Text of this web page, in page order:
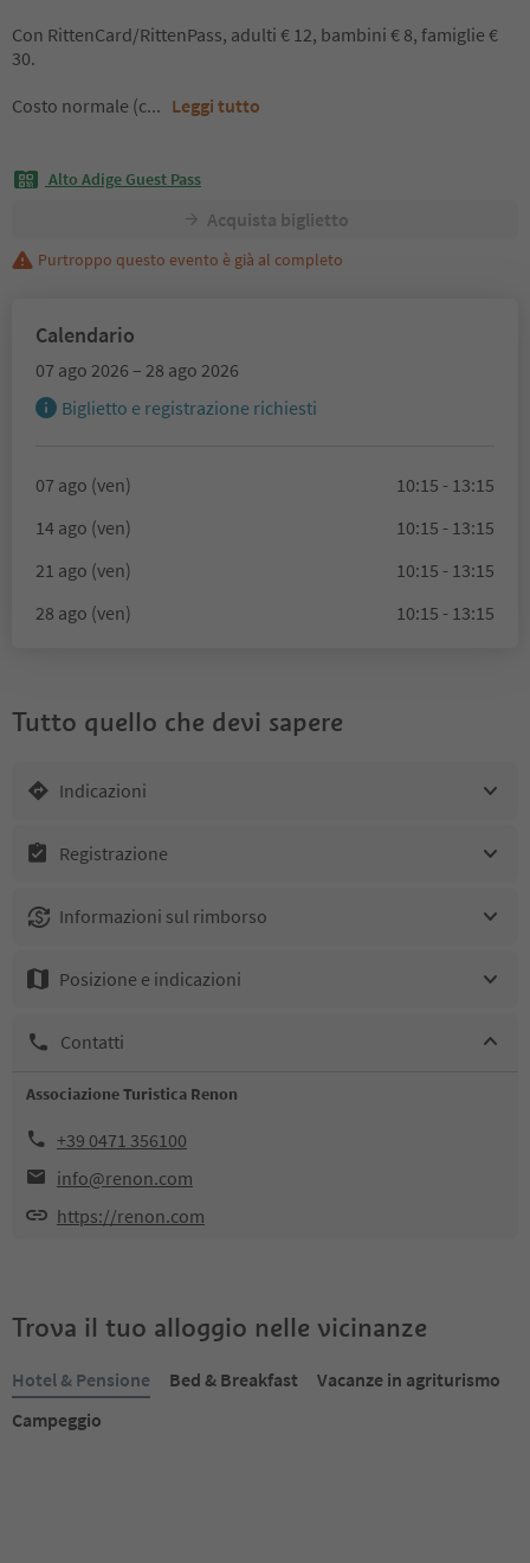
Con RittenCard/RittenPass, adulti € 12, bambini € 8, famiglie €
30.
Costo normale (c... Leggi tutto
Alto Adige Guest Pass
Acquista biglietto
Purtroppo questo evento è già al completo
Calendario
07 ago 2026 – 28 ago 2026
Biglietto e registrazione richiesti
07 ago (ven)
10:15 - 13:15
14 ago (ven)
10:15 - 13:15
21 ago (ven)
10:15 - 13:15
28 ago (ven)
10:15 - 13:15
Tutto quello che devi sapere
Indicazioni
Registrazione
Informazioni sul rimborso
Posizione e indicazioni
Contatti
Associazione Turistica Renon
+39 0471 356100
info@renon.com
https://renon.com
Trova il tuo alloggio nelle vicinanze
Hotel & Pensione Bed & Breakfast
Vacanze in agriturismo
Campeggio